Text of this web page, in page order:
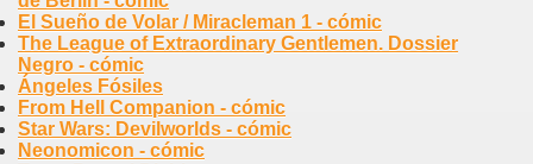
El Sueño de Volar / Miracleman 1 - cómic
The League of Extraordinary Gentlemen. Dossier
Negro - cómic
Ángeles Fósiles
From Hell Companion - cómic
Star Wars: Devilworlds - cómic
Neonomicon - cómic